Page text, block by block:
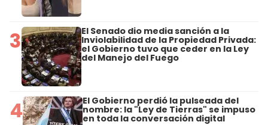
3 El Senado dio media sanción a la
Inviolabilidad de la Propiedad Privada:
el Gobierno tuvo que ceder en la Ley
del Manejo del Fuego
4 El Gobierno perdió la pulseada del
nombre: la "Ley de Tierras" se impuso
en toda la conversación digital